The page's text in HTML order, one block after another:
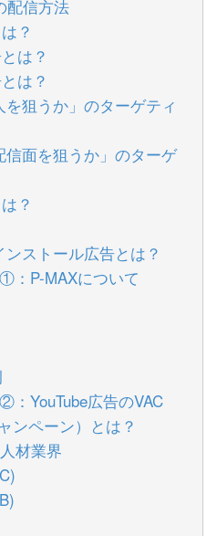
配信方法
？
は？
は？
を狙うか」のターゲティ
信面を狙うか」のターゲ
？
ストール広告とは？
：P-MAXについて
：YouTube広告のVAC
ンペーン）とは？
材業界